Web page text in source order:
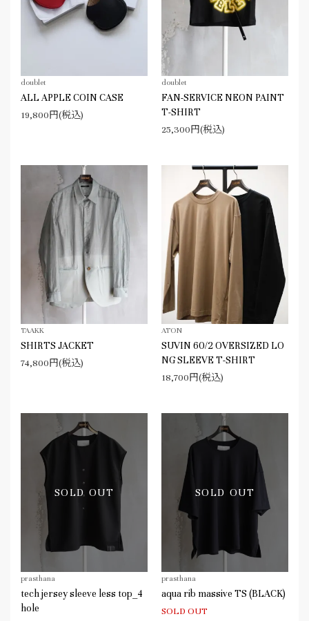
doublet
ALL APPLE COIN CASE
19,800円(税込)
doublet
FAN-SERVICE NEON PAINT
T-SHIRT
25,300円(税込)
TAAKK
SHIRTS JACKET
74,800円(税込)
ATON
SUVIN 60/2 OVERSIZED LO
NG SLEEVE T-SHIRT
18,700円(税込)
SOLD OUT
prasthana
tech jersey sleeve less top_4
hole
SOLD OUT
prasthana
aqua rib massive TS (BLACK)
SOLD OUT